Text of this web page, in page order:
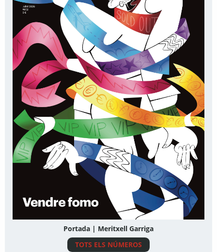
Portada | Meritxell Garriga
TOTS ELS NÚMEROS